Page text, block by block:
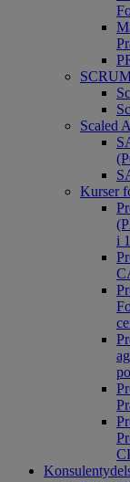
Scaled
Kurser
i